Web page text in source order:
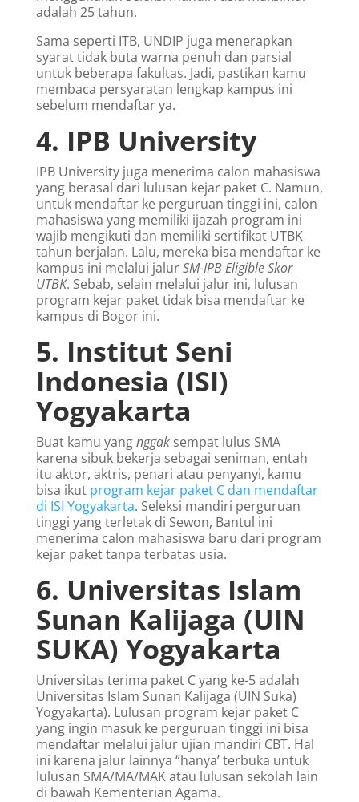
adalah 25 tahun.
Sama seperti ITB, UNDIP juga menerapkan
syarat tidak buta warna penuh dan parsial
untuk beberapa fakultas. Jadi, pastikan kamu
membaca persyaratan lengkap kampus ini
sebelum mendaftar ya.
4. IPB University
IPB University juga menerima calon mahasiswa
yang berasal dari lulusan kejar paket C. Namun,
untuk mendaftar ke perguruan tinggi ini, calon
mahasiswa yang memiliki ijazah program ini
wajib mengikuti dan memiliki sertifikat UTBK
tahun berjalan. Lalu, mereka bisa mendaftar ke
kampus ini melalui jalurSM-IPB Eligible Skor
UTBK. Sebab, selain melalui jalur ini, lulusan
program kejar paket tidak bisa mendaftar ke
kampus di Bogor ini.
5. Institut Seni
Indonesia (ISI)
Yogyakarta
Buat kamu yangnggaksempat lulus SMA
karena sibuk bekerja sebagai seniman, entah
itu aktor, aktris, penari atau penyanyi, kamu
bisa ikut program kejar paket C dan mendaftar
di ISI Yogyakarta. Seleksi mandiri perguruan
tinggi yang terletak di Sewon, Bantul ini
menerima calon mahasiswa baru dari program
kejar paket tanpa terbatas usia.
6. Universitas Islam
Sunan Kalijaga (UIN
SUKA) Yogyakarta
Universitas terima paket C yang ke-5 adalah
Universitas Islam Sunan Kalijaga (UIN Suka)
Yogyakarta). Lulusan program kejar paket C
yang ingin masuk ke perguruan tinggi ini bisa
mendaftar melalui jalur ujian mandiri CBT. Hal
ini karena jalur lainnya “hanya’ terbuka untuk
lulusan SMA/MA/MAK atau lulusan sekolah lain
di bawah Kementerian Agama.